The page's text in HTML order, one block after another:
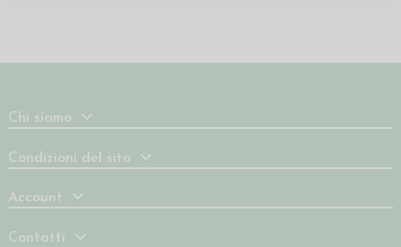
Chi siamo
Condizioni del sito
Account
Contatti